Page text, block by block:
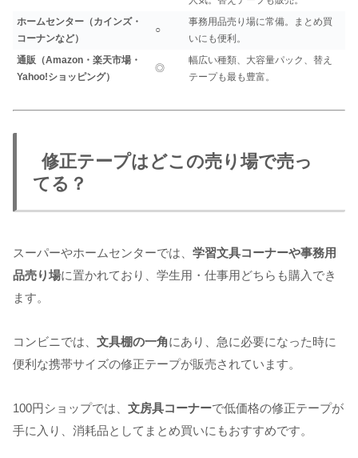
ホームセンター（カインズ・
コーナンなど）
○
事務用品売り場に常備。まとめ買
いにも便利。
通販（Amazon・楽天市場・
Yahoo!ショッピング）
◎
幅広い種類、大容量パック、替え
テープも最も豊富。
修正テープはどこの売り場で売っ
てる？
スーパーやホームセンターでは、 学習文具コーナーや事務用
品売り場に置かれており、学生用・仕事用どちらも購入でき
ます。
コンビニでは、 文具棚の一角にあり、急に必要になった時に
便利な携帯サイズの修正テープが販売されています。
100円ショップでは、 文房具コーナーで低価格の修正テープが
手に入り、消耗品としてまとめ買いにもおすすめです。